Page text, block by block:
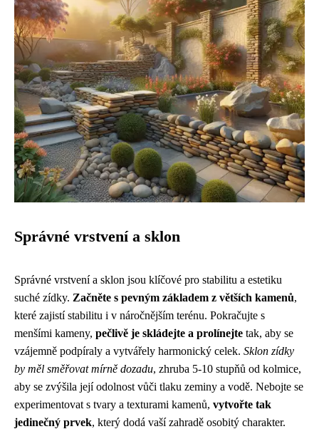
Správné vrstvení a sklon
Správné vrstvení a sklon jsou klíčové pro stabilitu a estetiku
suché zídky. Začněte s pevným základem z větších kamenů,
které zajistí stabilitu i v náročnějším terénu. Pokračujte s
menšími kameny, pečlivě je skládejte a prolínejte tak, aby se
vzájemně podpíraly a vytvářely harmonický celek. Sklon zídky
by měl směřovat mírně dozadu, zhruba 5-10 stupňů od kolmice,
aby se zvýšila její odolnost vůči tlaku zeminy a vodě. Nebojte se
experimentovat s tvary a texturami kamenů, vytvořte tak
jedinečný prvek, který dodá vaší zahradě osobitý charakter.